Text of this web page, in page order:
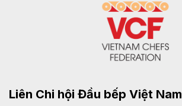
Liên Chi hội Đầu bếp Việt Nam